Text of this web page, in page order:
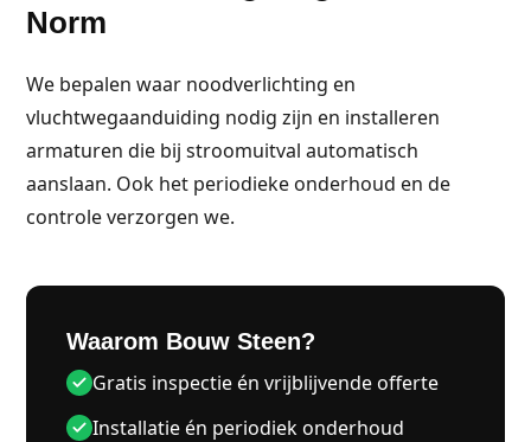
Norm
We bepalen waar noodverlichting en
vluchtwegaanduiding nodig zijn en installeren
armaturen die bij stroomuitval automatisch
aanslaan. Ook het periodieke onderhoud en de
controle verzorgen we.
Waarom Bouw Steen?
Gratis inspectie én vrijblijvende offerte
Installatie én periodiek onderhoud